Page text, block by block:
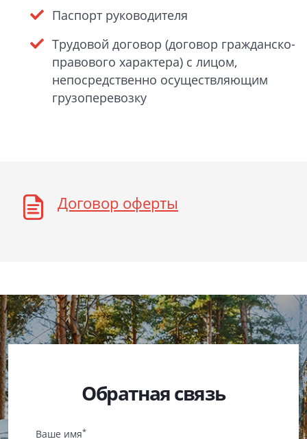
Паспорт руководителя
Трудовой договор (договор гражданско-
правового характера) с лицом,
непосредственно осуществляющим
грузоперевозку
Договор оферты
Обратная связь
Ваше имя*